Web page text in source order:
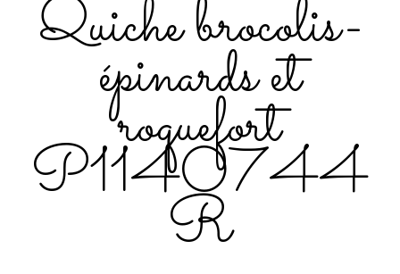
Quiche brocolis-
épinards et
roquefort
P1140744
R